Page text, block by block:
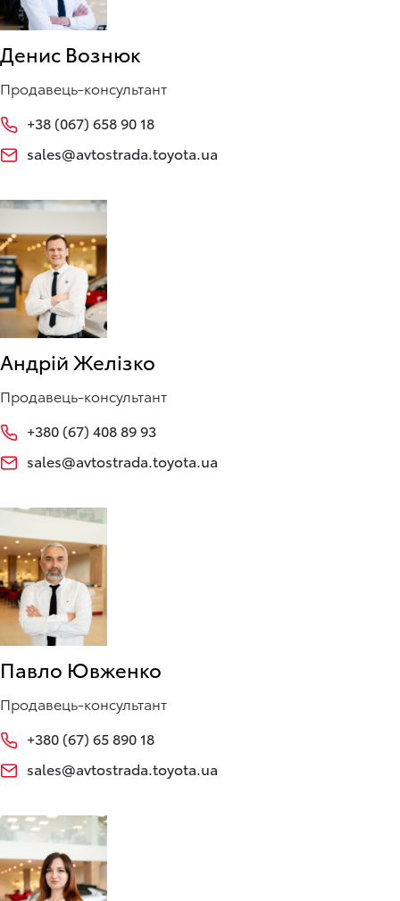
Денис Вознюк
Продавець-консультант
+38 (067) 658 90 18
sales@avtostrada.toyota.ua
Андрій Желізко
Продавець-консультант
+380 (67) 408 89 93
sales@avtostrada.toyota.ua
Павло Ювженко
Продавець-консультант
+380 (67) 65 890 18
sales@avtostrada.toyota.ua